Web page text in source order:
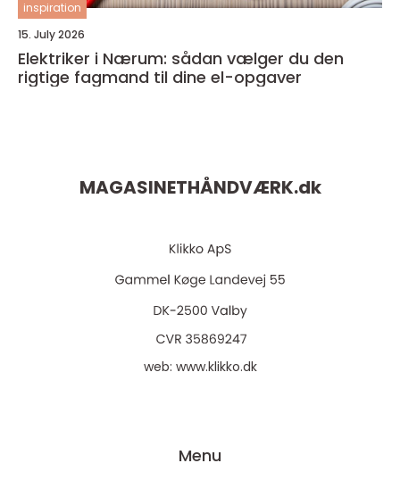
inspiration
15. July 2026
Elektriker i Nærum: sådan vælger du den
rigtige fagmand til dine el-opgaver
MAGASINETHÅNDVÆRK.dk
web: www.klikko.dk
Menu